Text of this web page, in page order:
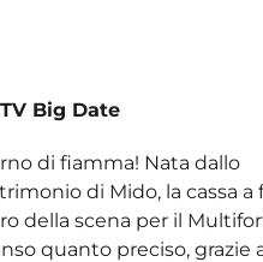
Big Date
di fiamma! Nata dallo
di Mido, la cassa a
della scena per il
quanto preciso, grazie